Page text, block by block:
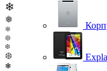
❄
❅
❄
❆
❆
❆
❄